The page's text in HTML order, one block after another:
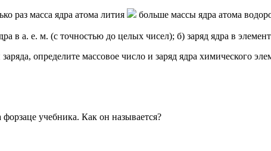
раз масса ядра атома лития больше массы ядра атома
в а. е. м. (с точностью до целых чисел); б) заряд ядра в
определите массовое число и заряд ядра химического
учебника. Как он называется?